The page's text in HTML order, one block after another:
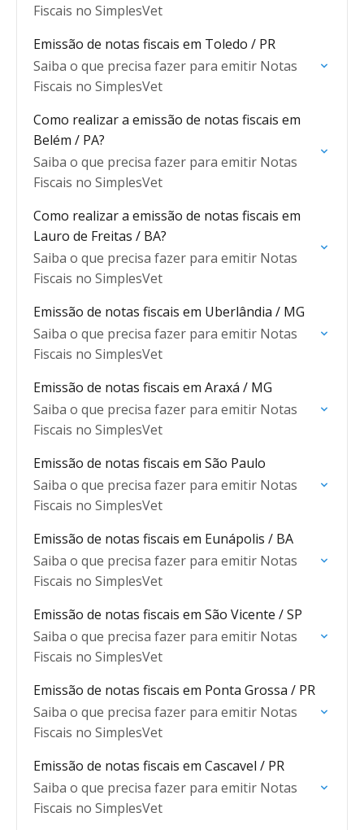
Fiscais no SimplesVet
Emissão de notas fiscais em Toledo / PR
Saiba o que precisa fazer para emitir Notas
Fiscais no SimplesVet
Como realizar a emissão de notas fiscais em
Belém / PA?
Saiba o que precisa fazer para emitir Notas
Fiscais no SimplesVet
Como realizar a emissão de notas fiscais em
Lauro de Freitas / BA?
Saiba o que precisa fazer para emitir Notas
Fiscais no SimplesVet
Emissão de notas fiscais em Uberlândia / MG
Saiba o que precisa fazer para emitir Notas
Fiscais no SimplesVet
Emissão de notas fiscais em Araxá / MG
Saiba o que precisa fazer para emitir Notas
Fiscais no SimplesVet
Emissão de notas fiscais em São Paulo
Saiba o que precisa fazer para emitir Notas
Fiscais no SimplesVet
Emissão de notas fiscais em Eunápolis / BA
Saiba o que precisa fazer para emitir Notas
Fiscais no SimplesVet
Emissão de notas fiscais em São Vicente / SP
Saiba o que precisa fazer para emitir Notas
Fiscais no SimplesVet
Emissão de notas fiscais em Ponta Grossa / PR
Saiba o que precisa fazer para emitir Notas
Fiscais no SimplesVet
Emissão de notas fiscais em Cascavel / PR
Saiba o que precisa fazer para emitir Notas
Fiscais no SimplesVet